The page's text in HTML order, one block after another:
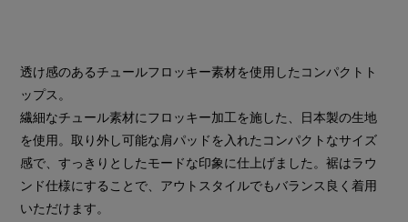
透け感のあるチュールフロッキー素材を使用したコンパクトト
ップス。
繊細なチュール素材にフロッキー加工を施した、日本製の生地
を使用。取り外し可能な肩パッドを入れたコンパクトなサイズ
感で、すっきりとしたモードな印象に仕上げました。裾はラウ
ンド仕様にすることで、アウトスタイルでもバランス良く着用
いただけます。